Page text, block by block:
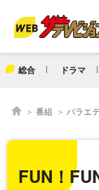
総合 ドラマ
番組 バラエ
FUN！